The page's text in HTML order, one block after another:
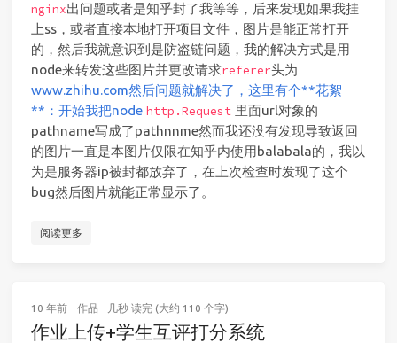
nginx出问题或者是知乎封了我等等，后来发现如果我挂
上ss，或者直接本地打开项目文件，图片是能正常打开
的，然后我就意识到是防盗链问题，我的解决方式是用
node来转发这些图片并更改请求referer头为
www.zhihu.com然后问题就解决了，这里有个**花絮
**：开始我把node http.Request 里面url对象的
pathname写成了pathnnme然而我还没有发现导致返回
的图片一直是本图片仅限在知乎内使用balabala的，我以
为是服务器ip被封都放弃了，在上次检查时发现了这个
bug然后图片就能正常显示了。
阅读更多
10 年前 作品 几秒 读完 (大约 110 个字)
作业上传+学生互评打分系统